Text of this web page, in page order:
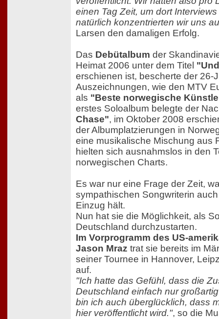
einen Tag Zeit, um dort
natürlich konzentrierten wir uns
Larsen den damaligen Erfolg.
Das Debütalbum der
Heimat 2006 unter dem Titel
erschienen ist, bescherte der 26-
Auszeichnungen, wie den MTV
als "Beste norwegische
erstes Soloalbum belegte der
Chase", im Oktober 2008
der Albumplatzierungen in
eine musikalische Mischung aus
hielten sich ausnahmslos in den
norwegischen Charts.
Es war nur eine Frage der Zeit,
sympathischen Songwriterin
Einzug hält.
Nun hat sie die Möglichkeit, als
Deutschland durchzustarten.
Im Vorprogramm des US-
Jason Mraz trat sie bereits im
seiner Tournee in Hannover,
auf.
"Ich hatte das Gefühl, dass die
Deutschland einfach nur
bin ich auch überglücklich, dass
hier veröffentlicht wird.", so die